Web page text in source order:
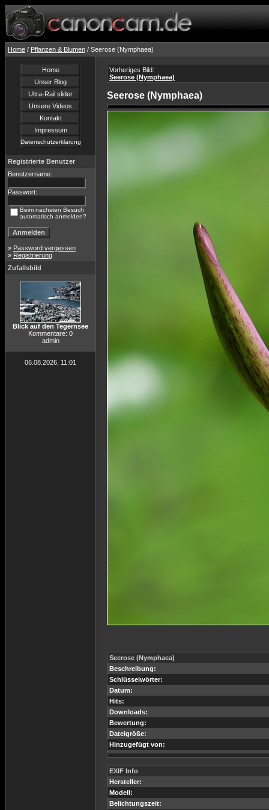
Home / Pflanzen & Blumen / Seerose (Nymphaea)
Home
Unser Blog
Ultra-Rail slider
Unsere Videos
Kontakt
Impressum
Datenschutzerklärung
Registrierte Benutzer
Benutzername:
Passwort:
Beim nächsten Besuch
automatisch anmelden?
» Password vergessen
» Registrierung
Zufallsbild
Blick auf den Tegernsee
Kommentare: 0
admin
06.08.2026, 11:01
Vorheriges Bild:
Seerose (Nymphaea)
Seerose (Nymphaea)
Seerose (Nymphaea)
Beschreibung:
Schlüsselwörter:
Datum:
Hits:
Downloads:
Bewertung:
Dateigröße:
Hinzugefügt von:
EXIF Info
Hersteller:
Modell:
Belichtungszeit: